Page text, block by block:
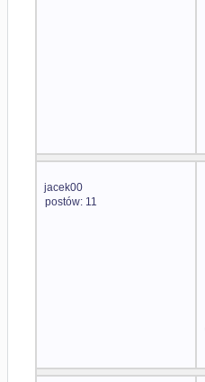
jacek00
postów: 11